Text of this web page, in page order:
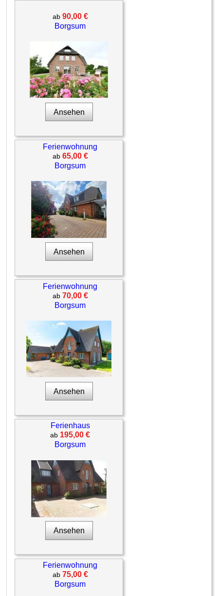
ab 90,00 €
Borgsum
Ansehen
Ferienwohnung
ab 65,00 €
Borgsum
Ansehen
Ferienwohnung
ab 70,00 €
Borgsum
Ansehen
Ferienhaus
ab 195,00 €
Borgsum
Ansehen
Ferienwohnung
ab 75,00 €
Borgsum